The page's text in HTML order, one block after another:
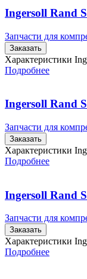
Ingersoll Rand
Запчасти для
Заказать
Характеристики
Подробнее
Ingersoll Rand
Запчасти для
Заказать
Характеристики
Подробнее
Ingersoll Rand
Запчасти для
Заказать
Характеристики
Подробнее